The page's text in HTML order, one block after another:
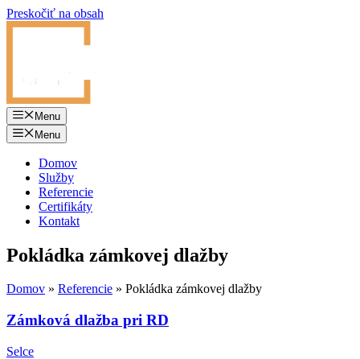
Preskočiť na obsah
Menu
Menu
Domov
Služby
Referencie
Certifikáty
Kontakt
Pokládka zámkovej dlažby
Domov » Referencie » Pokládka zámkovej dlažby
Zámková dlažba pri RD
Selce